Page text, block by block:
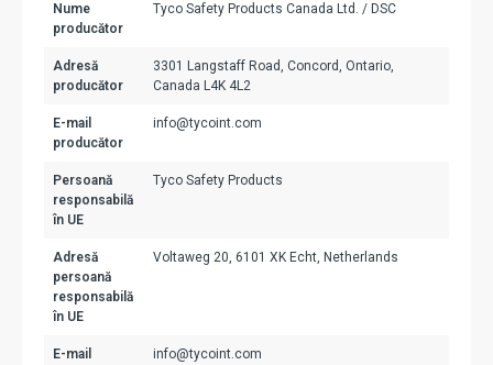
Nume
producător
Tyco Safety Products Canada Ltd. / DSC
Adresă
producător
3301 Langstaff Road, Concord, Ontario,
Canada L4K 4L2
E-mail
producător
info@tycoint.com
Persoană
responsabilă
în UE
Tyco Safety Products
Adresă
persoană
responsabilă
în UE
Voltaweg 20, 6101 XK Echt, Netherlands
E-mail
info@tycoint.com